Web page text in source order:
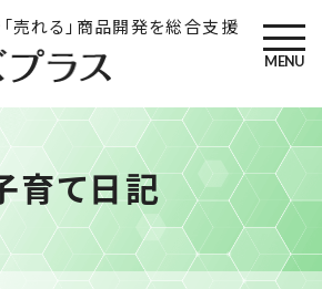
売れる」商品開発を総合支援
ス｜鹿児島の特産
衛生管理・食
門コンサル
MENU
育て日記